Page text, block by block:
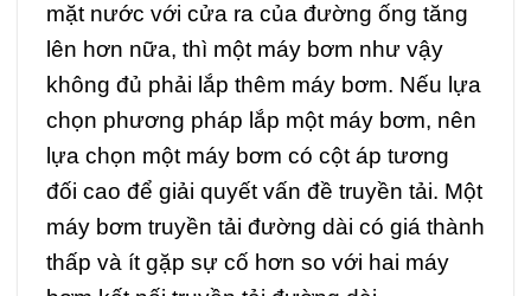
mặt nước với cửa ra của đường ống tăng
lên hơn nữa, thì một máy bơm như vậy
không đủ phải lắp thêm máy bơm. Nếu lựa
chọn phương pháp lắp một máy bơm, nên
lựa chọn một máy bơm có cột áp tương
đối cao để giải quyết vấn đề truyền tải. Một
máy bơm truyền tải đường dài có giá thành
thấp và ít gặp sự cố hơn so với hai máy